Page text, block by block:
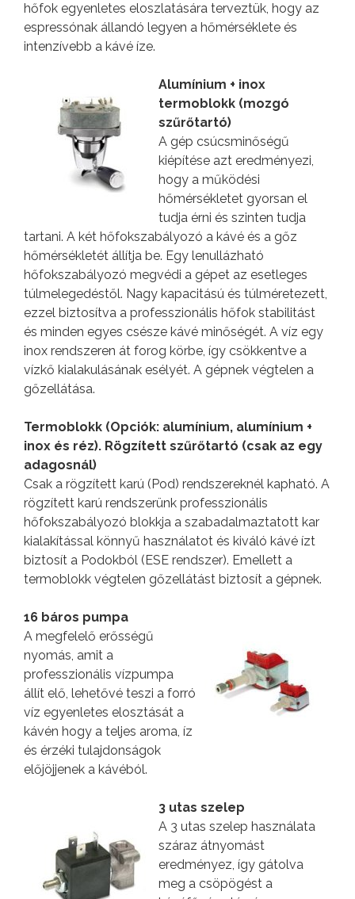
hőfok egyenletes eloszlatására terveztük, hogy az
espressónak állandó legyen a hőmérséklete és
intenzívebb a kávé íze.
Alumínium + inox
termoblokk (mozgó
szűrőtartó)
A gép csúcsminőségű
kiépítése azt eredményezi,
hogy a működési
hőmérsékletet gyorsan el
tudja érni és szinten tudja
tartani. A két hőfokszabályozó a kávé és a gőz
hőmérsékletét állítja be. Egy lenullázható
hőfokszabályozó megvédi a gépet az esetleges
túlmelegedéstől. Nagy kapacitású és túlméretezett,
ezzel biztosítva a professzionális hőfok stabilitást
és minden egyes csésze kávé minőségét. A víz egy
inox rendszeren át forog körbe, így csökkentve a
vízkő kialakulásának esélyét. A gépnek végtelen a
gőzellátása.
Termoblokk (Opciók: alumínium, alumínium +
inox és réz). Rögzített szűrőtartó (csak az egy
adagosnál)
Csak a rögzített karú (Pod) rendszereknél kapható. A
rögzített karú rendszerünk professzionális
hőfokszabályozó blokkja a szabadalmaztatott kar
kialakítással könnyű használatot és kiváló kávé ízt
biztosít a Podokból (ESE rendszer). Emellett a
termoblokk végtelen gőzellátást biztosít a gépnek.
16 báros pumpa
A megfelelő erősségű
nyomás, amit a
professzionális vízpumpa
állít elő, lehetővé teszi a forró
víz egyenletes elosztását a
kávén hogy a teljes aroma, íz
és érzéki tulajdonságok
előjöjjenek a kávéból.
3 utas szelep
A 3 utas szelep használata
száraz átnyomást
eredményez, így gátolva
meg a csöpögést a